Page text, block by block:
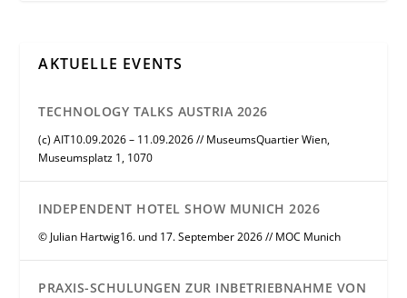
AKTUELLE EVENTS
TECHNOLOGY TALKS AUSTRIA 2026
(c) AIT10.09.2026 – 11.09.2026 // MuseumsQuartier Wien,
Museumsplatz 1, 1070
INDEPENDENT HOTEL SHOW MUNICH 2026
© Julian Hartwig16. und 17. September 2026 // MOC Munich
PRAXIS-SCHULUNGEN ZUR INBETRIEBNAHME VON